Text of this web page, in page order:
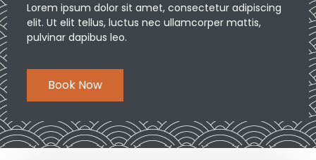
Lorem ipsum dolor sit amet, consectetur adipiscing
elit. Ut elit tellus, luctus nec ullamcorper mattis,
pulvinar dapibus leo.
Book Now